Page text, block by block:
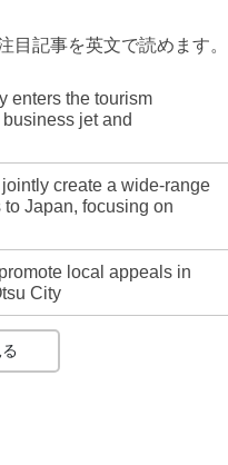
目記事を英文で読めます。
enters the tourism
jet and
create a wide-range
Japan, focusing on
local appeals in
City